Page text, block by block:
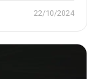
22/10/2024